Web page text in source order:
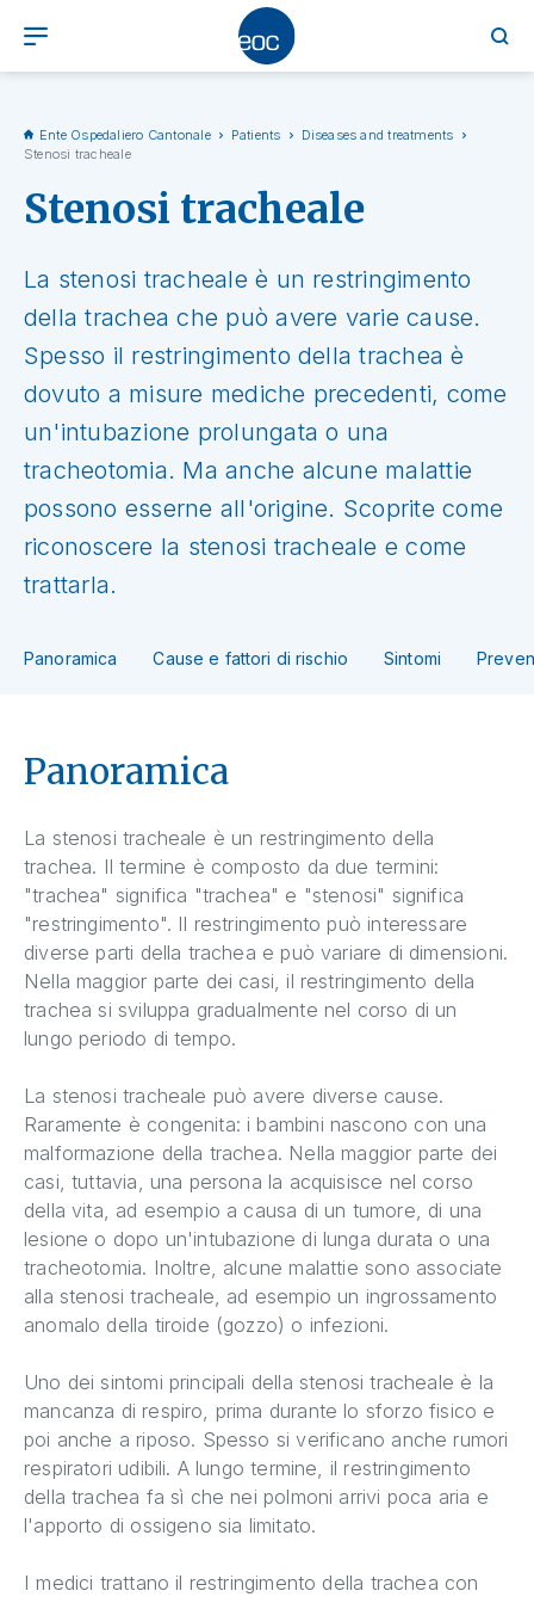
Ente Ospedaliero Cantonale Patients
Diseases and treatments
Stenosi tracheale
Stenosi tracheale
La stenosi tracheale è un restringimento
della trachea che può avere varie cause.
Spesso il restringimento della trachea è
dovuto a misure mediche precedenti, come
un'intubazione prolungata o una
tracheotomia. Ma anche alcune malattie
possono esserne all'origine. Scoprite come
riconoscere la stenosi tracheale e come
trattarla.
Panoramica Cause e fattori di rischio Sintomi
Panoramica
La stenosi tracheale è un restringimento della
trachea. Il termine è composto da due termini:
"trachea" significa "trachea" e "stenosi" significa
"restringimento". Il restringimento può interessare
diverse parti della trachea e può variare di dimensioni.
Nella maggior parte dei casi, il restringimento della
trachea si sviluppa gradualmente nel corso di un
lungo periodo di tempo.
La stenosi tracheale può avere diverse cause.
Raramente è congenita: i bambini nascono con una
malformazione della trachea. Nella maggior parte dei
casi, tuttavia, una persona la acquisisce nel corso
della vita, ad esempio a causa di un tumore, di una
lesione o dopo un'intubazione di lunga durata o una
tracheotomia. Inoltre, alcune malattie sono associate
alla stenosi tracheale, ad esempio un ingrossamento
anomalo della tiroide (gozzo) o infezioni.
Uno dei sintomi principali della stenosi tracheale è la
mancanza di respiro, prima durante lo sforzo fisico e
poi anche a riposo. Spesso si verificano anche rumori
respiratori udibili. A lungo termine, il restringimento
della trachea fa sì che nei polmoni arrivi poca aria e
l'apporto di ossigeno sia limitato.
I medici trattano il restringimento della trachea con